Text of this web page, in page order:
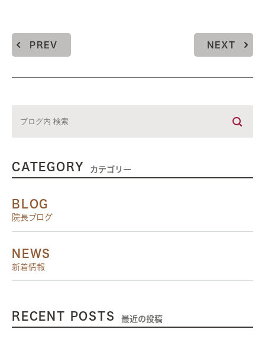
PREV NEXT
CATEGORY カテゴリー
BLOG
院長ブログ
NEWS
新着情報
RECENT POSTS 最近の投稿